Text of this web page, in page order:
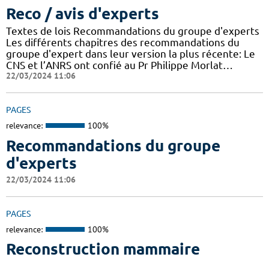
Reco / avis d'experts
Textes de lois Recommandations du groupe d'experts
Les différents chapitres des recommandations du
groupe d'expert dans leur version la plus récente: Le
CNS et l’ANRS ont confié au Pr Philippe Morlat…
22/03/2024 11:06
PAGES
relevance: 100%
Recommandations du groupe
d'experts
22/03/2024 11:06
PAGES
relevance: 100%
Reconstruction mammaire